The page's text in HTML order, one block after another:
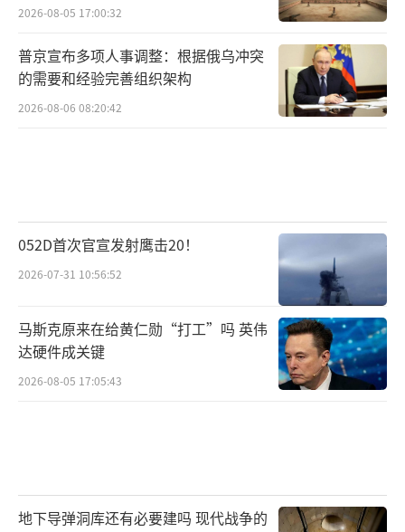
2026-08-05 17:00:32
普京宣布多项人事调整：根据俄乌冲突
的需要和经验完善组织架构
2026-08-06 08:20:42
052D首次官宣发射鹰击20！
2026-07-31 10:56:52
马斯克原来在给黄仁勋“打工”吗 英伟
达硬件成关键
2026-08-05 17:05:43
地下导弹洞库还有必要建吗 现代战争的